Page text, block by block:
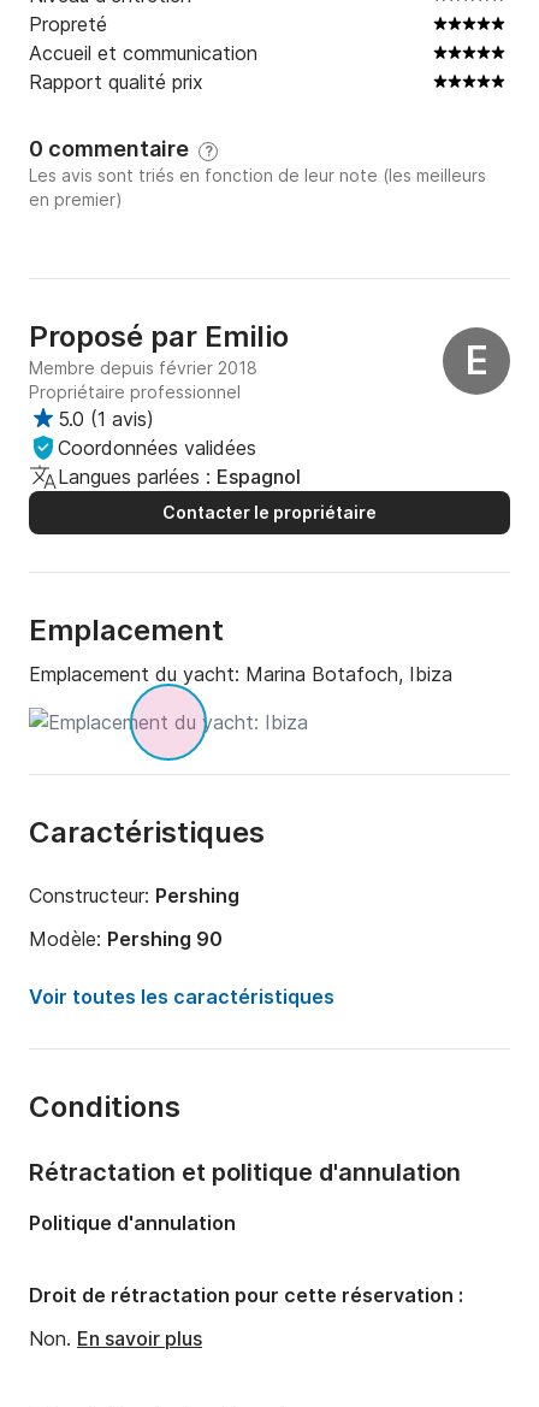
Propreté
Accueil et communication
Rapport qualité prix
0 commentaire ?
Les avis sont triés en fonction de leur note (les meilleurs
en premier)
E
Proposé par Emilio
Membre depuis février 2018
Propriétaire professionnel
5.0 (1 avis)
Coordonnées validées
Langues parlées : Espagnol
Contacter le propriétaire
Emplacement
Emplacement du yacht: Marina Botafoch, Ibiza
Caractéristiques
Constructeur: Pershing
Modèle: Pershing 90
Année:
2009 (Rénové en 2023)
Équipage:4 membres
Nombre de cabines:
Puissance moteur:730cv
Carburant:750 L/h
Voir toutes les caractéristiques
Conditions
Rétractation et politique d'annulation
Politique d'annulation
Droit de rétractation pour cette réservation :
Non. En savoir plus